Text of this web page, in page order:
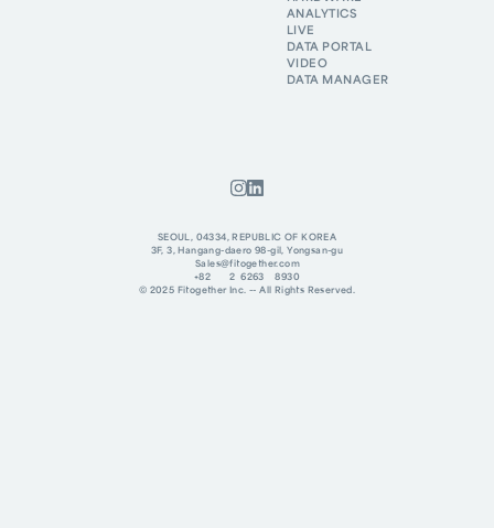
ANALYTICS
LIVE
DATA PORTAL
VIDEO
DATA MANAGER
SEOUL, 04334, REPUBLIC OF KOREA
3F, 3, Hangang-daero 98-gil, Yongsan-gu
Sales@fitogether.com
+82 2 6263 8930
© 2025 Fitogether Inc. -- All Rights Reserved.